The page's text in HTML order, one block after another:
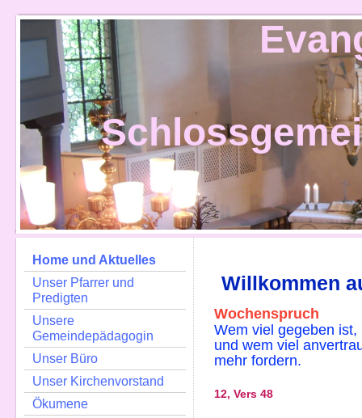
Home und Aktuelles
Unser Pfarrer und
Predigten
Unsere
Gemeindepädagogin
Unser Büro
Unser Kirchenvorstand
Ökumene
Willkommen
Wochenspruch
Wem viel gegeben
und wem viel
mehr fordern.
12, Vers 48